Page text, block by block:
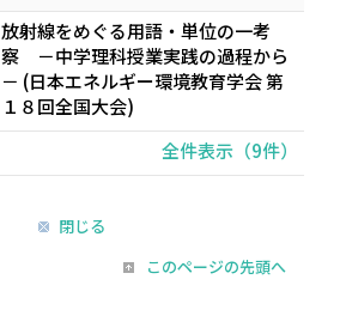
放射線をめぐる用語・単位の一考
察 －中学理科授業実践の過程から
－ (日本エネルギー環境教育学会 第
１８回全国大会)
全件表示（9件）
閉じる
このページの先頭へ